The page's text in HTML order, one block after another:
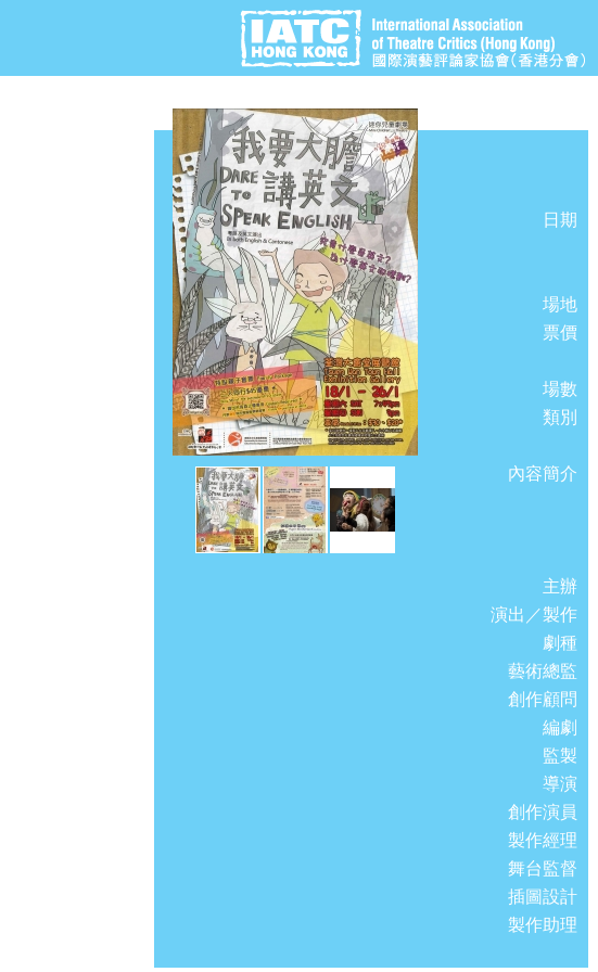
日期
場地
票價
場數
類別
內容簡介
主辦
演出／製作
劇種
藝術總監
創作顧問
編劇
監製
導演
創作演員
製作經理
舞台監督
插圖設計
製作助理